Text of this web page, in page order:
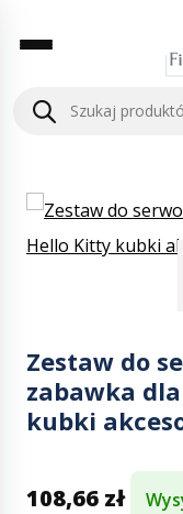
Zestaw do
zabawka
kubki
108,66 zł